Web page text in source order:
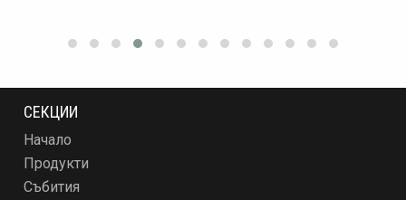
СЕКЦИИ
Начало
Продукти
Събития